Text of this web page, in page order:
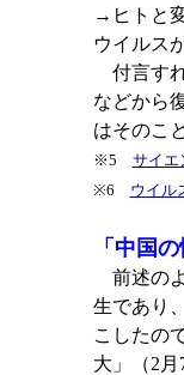
→ヒトと
ウイルス
付言すれ
などから
はそのこ
※5 サイエ
※6 ウイル
「中国
前述の
生であり
こしたの
大」（2